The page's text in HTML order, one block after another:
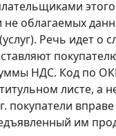
этого
не облагаемых
Речь идет о
НДС. Код по
листе, а
покупатели
им